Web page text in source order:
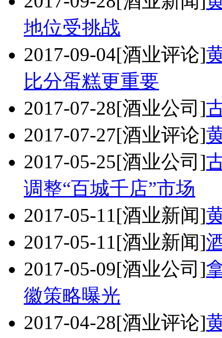
地位受挑战
2017-09-04[酒业评论]
比分蛋糕更重要
2017-07-28[酒业公司]
2017-07-27[酒业评论]
2017-05-25[酒业公司]
调整“百城千店”市场
2017-05-11[酒业新闻]
2017-05-11[酒业新闻]
2017-05-09[酒业公司]
徽策略曝光
2017-04-28[酒业评论]